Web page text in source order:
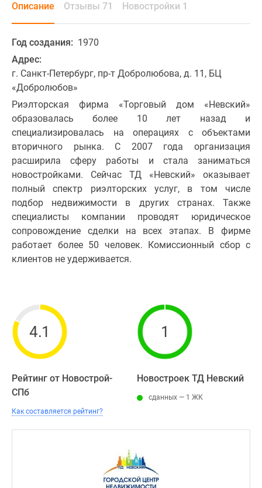
Описание Отзывы 71 Новостройки 1
Год создания: 1970
Адрес:
г. Санкт-Петербург, пр-т Добролюбова, д. 11, БЦ
«Добролюбов»
Риэлторская фирма «Торговый дом «Невский»
образовалась более 10 лет назад и
специализировалась на операциях с объектами
вторичного рынка. С 2007 года организация
расширила сферу работы и стала заниматься
новостройками. Сейчас ТД «Невский» оказывает
полный спектр риэлторских услуг, в том числе
подбор недвижимости в других странах. Также
специалисты компании проводят юридическое
сопровождение сделки на всех этапах. В фирме
работает более 50 человек. Комиссионный сбор с
клиентов не удерживается.
4.1
Рейтинг от Новострой-
СПб
Как составляется рейтинг?
1
Новостроек ТД Невский
сданных — 1 ЖК